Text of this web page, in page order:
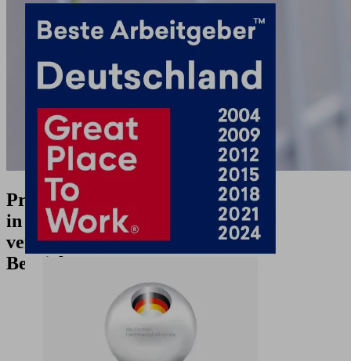
Praktikum/Abschlussarbeit
in
verschiedenen
Bereichen